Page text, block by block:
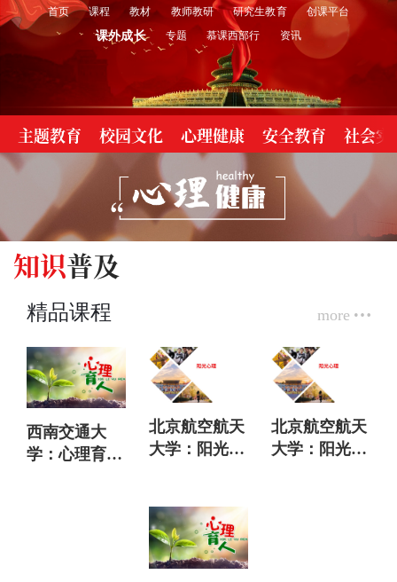
首页 课程 教材 教师教研 研究生教育 创课平台
课外成长 专题 慕课西部行 资讯
主题教育 校园文化 心理健康 安全教育 社会实
知识普及
精品课程 more
西南交通大
学：心理育人
北京航空航天
大学：阳光心
北京航空航天
大学：阳光心